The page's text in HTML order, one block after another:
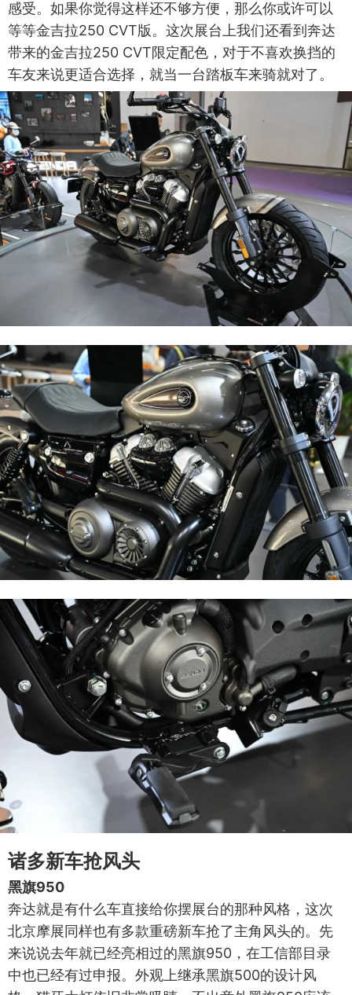
感受。如果你觉得这样还不够方便，那么你或许可以
等等金吉拉250 CVT版。这次展台上我们还看到奔达
带来的金吉拉250 CVT限定配色，对于不喜欢换挡的
车友来说更适合选择，就当一台踏板车来骑就对了。
诸多新车抢风头
黑旗950
奔达就是有什么车直接给你摆展台的那种风格，这次
北京摩展同样也有多款重磅新车抢了主角风头的。先
来说说去年就已经亮相过的黑旗950，在工信部目录
中也已经有过申报。外观上继承黑旗500的设计风